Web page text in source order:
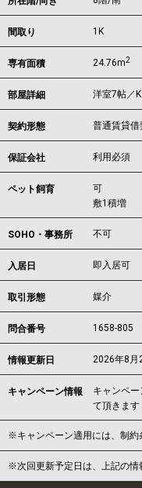
間取り 1K
専有面積 24.76m2
部屋詳細 洋室7帖／
契約形態 普通賃貸借
保証会社 利用必須
ペット飼育
可
敷1積増
SOHO・事務所 不可
入居日 即入居可
取引形態 媒介
問合番号 1658-805
情報更新日 2026年8月
キャンペーン情報
キャンペ
て頂きます
※キャンペーン適用には、制約
※次回更新予定日は、上記の情